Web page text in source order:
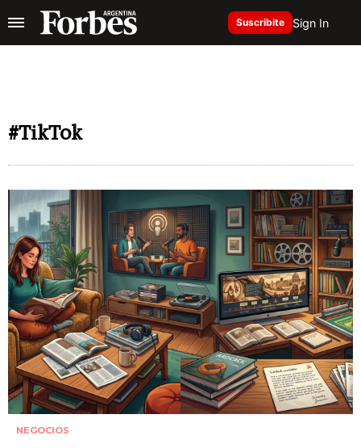
Suscribite Sign In
#TikTok
NEGOCIOS